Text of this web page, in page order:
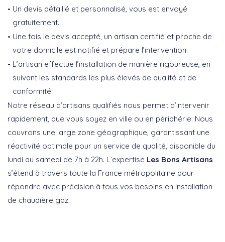
Un devis détaillé et personnalisé, vous est envoyé
gratuitement.
Une fois le devis accepté, un artisan certifié et proche de
votre domicile est notifié et prépare l’intervention.
L’artisan effectue l’installation de manière rigoureuse, en
suivant les standards les plus élevés de qualité et de
conformité.
Notre réseau d’artisans qualifiés nous permet d’intervenir
rapidement, que vous soyez en ville ou en périphérie. Nous
couvrons une large zone géographique, garantissant une
réactivité optimale pour un service de qualité, disponible du
lundi au samedi de 7h à 22h. L’expertise Les Bons Artisans
s’étend à travers toute la France métropolitaine pour
répondre avec précision à tous vos besoins en installation
de chaudière gaz.